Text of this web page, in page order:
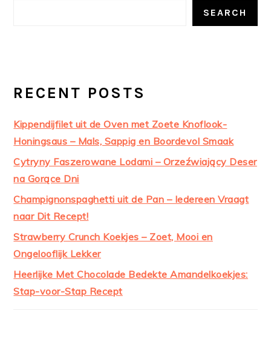
SEARCH
RECENT POSTS
Kippendijfilet uit de Oven met Zoete Knoflook-
Honingsaus – Mals, Sappig en Boordevol Smaak
Cytryny Faszerowane Lodami – Orzeźwiający Deser
na Gorące Dni
Champignonspaghetti uit de Pan – Iedereen Vraagt
naar Dit Recept!
Strawberry Crunch Koekjes – Zoet, Mooi en
Ongelooflijk Lekker
Heerlijke Met Chocolade Bedekte Amandelkoekjes:
Stap-voor-Stap Recept